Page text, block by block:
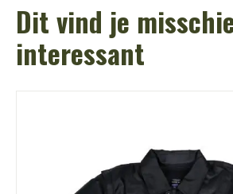
Dit vind je
interessant